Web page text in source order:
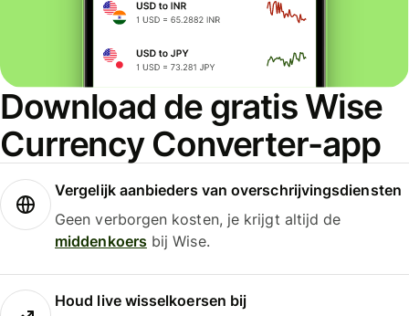
Download de gratis Wise
Currency Converter-app
Vergelijk aanbieders van overschrijvingsdiensten
Geen verborgen kosten, je krijgt altijd de
middenkoersbij Wise.
Houd live wisselkoersen bij